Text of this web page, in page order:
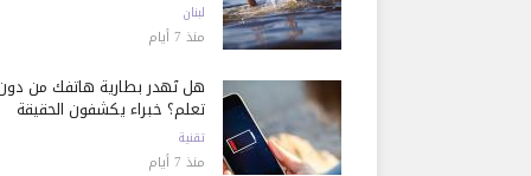
لبنان
منذ 7 أيام
هل تُهدر بطارية هاتفك من
تعلم؟ خبراء يكشفون الحقيقة
تقنية
منذ 7 أيام